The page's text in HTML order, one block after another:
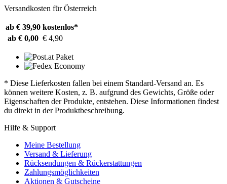
Versandkosten für Österreich
ab € 39,90 kostenlos*
ab € 0,00 € 4,90
* Diese Lieferkosten fallen bei einem Standard-Versand an. Es
können weitere Kosten, z. B. aufgrund des Gewichts, Größe oder
Eigenschaften der Produkte, entstehen. Diese Informationen findest
du direkt in der Produktbeschreibung.
Hilfe & Support
Meine Bestellung
Versand & Lieferung
Rücksendungen & Rückerstattungen
Zahlungsmöglichkeiten
Aktionen & Gutscheine